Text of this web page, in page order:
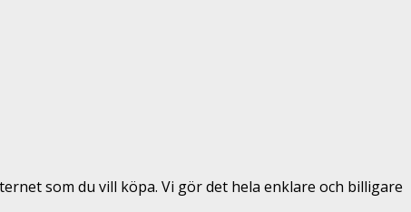
som du vill köpa. Vi gör det hela enklare och billigare